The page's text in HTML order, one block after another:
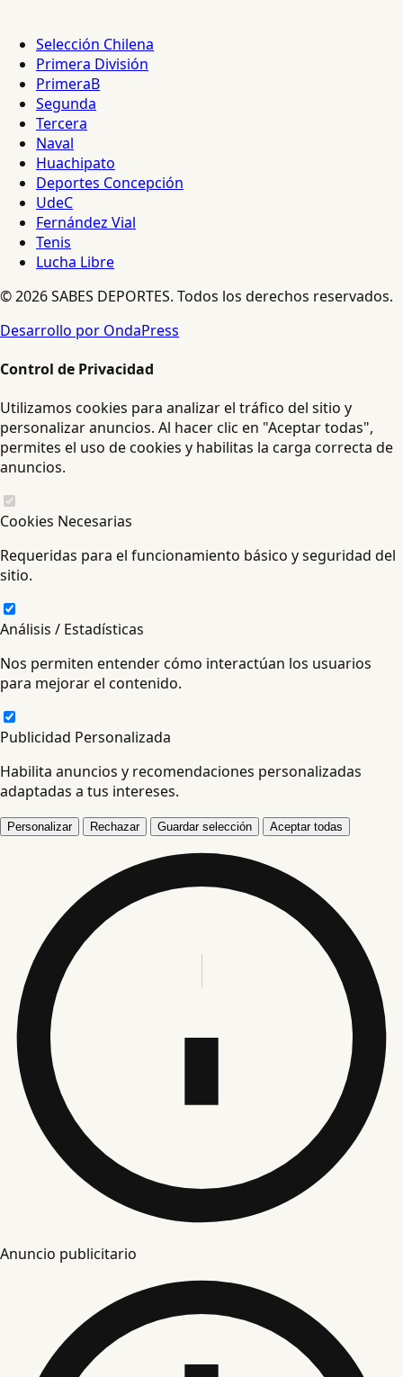
Selección Chilena
Primera División
PrimeraB
Segunda
Tercera
Naval
Huachipato
Deportes Concepción
UdeC
Fernández Vial
Tenis
Lucha Libre
© 2026 SABES DEPORTES. Todos los derechos reservados.
Desarrollo por OndaPress
Control de Privacidad
Utilizamos cookies para analizar el tráfico del sitio y
personalizar anuncios. Al hacer clic en "Aceptar todas",
permites el uso de cookies y habilitas la carga correcta de
anuncios.
Cookies Necesarias
Requeridas para el funcionamiento básico y seguridad del
sitio.
Análisis / Estadísticas
Nos permiten entender cómo interactúan los usuarios
para mejorar el contenido.
Publicidad Personalizada
Habilita anuncios y recomendaciones personalizadas
adaptadas a tus intereses.
Personalizar Rechazar Guardar selección Aceptar todas
Anuncio publicitario